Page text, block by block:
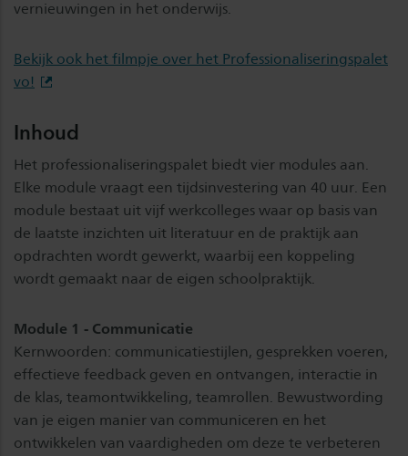
vernieuwingen in het onderwijs.
Bekijk ook het filmpje over het Professionaliseringspalet
vo!
Inhoud
Het professionaliseringspalet biedt vier modules aan.
Elke module vraagt een tijdsinvestering van 40 uur. Een
module bestaat uit vijf werkcolleges waar op basis van
de laatste inzichten uit literatuur en de praktijk aan
opdrachten wordt gewerkt, waarbij een koppeling
wordt gemaakt naar de eigen schoolpraktijk.
Module 1 - Communicatie
Kernwoorden: communicatiestijlen, gesprekken voeren,
effectieve feedback geven en ontvangen, interactie in
de klas, teamontwikkeling, teamrollen. Bewustwording
van je eigen manier van communiceren en het
ontwikkelen van vaardigheden om deze te verbeteren